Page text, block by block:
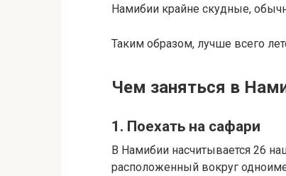
Намибии крайне скудные,
Таким образом, лучше всего
Чем заняться в
1. Поехать на сафари
В Намибии насчитывается 26
расположенный вокруг